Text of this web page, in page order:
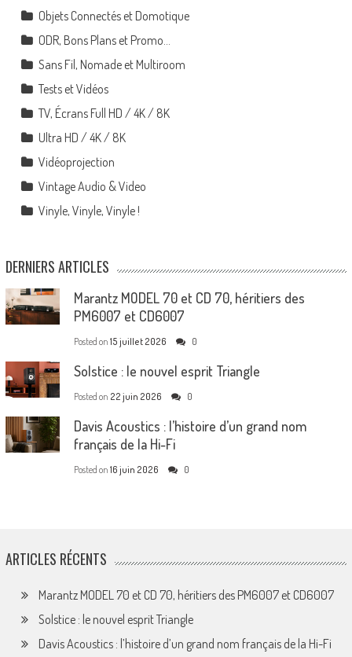
Objets Connectés et Domotique
ODR, Bons Plans et Promo…
Sans Fil, Nomade et Multiroom
Tests et Vidéos
TV, Écrans Full HD / 4K / 8K
Ultra HD / 4K / 8K
Vidéoprojection
Vintage Audio & Video
Vinyle, Vinyle, Vinyle !
DERNIERS ARTICLES
Marantz MODEL 70 et CD 70, héritiers des
PM6007 et CD6007
Posted on 15 juillet 2026 0
Solstice : le nouvel esprit Triangle
Posted on 22 juin 2026 0
Davis Acoustics : l’histoire d’un grand nom
français de la Hi-Fi
Posted on 16 juin 2026 0
ARTICLES RÉCENTS
Marantz MODEL 70 et CD 70, héritiers des PM6007 et CD6007
Solstice : le nouvel esprit Triangle
Davis Acoustics : l’histoire d’un grand nom français de la Hi-Fi